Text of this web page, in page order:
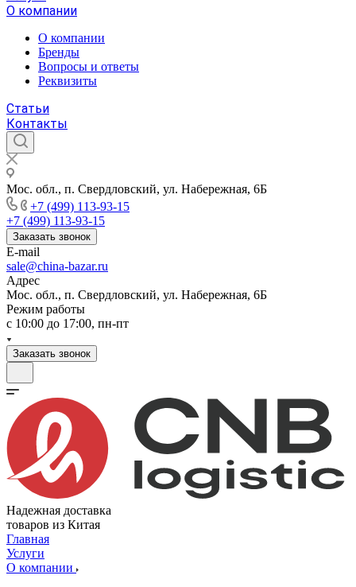
О компании
О компании
Бренды
Вопросы и ответы
Реквизиты
Статьи
Контакты
Мос. обл., п. Свердловский, ул. Набережная, 6Б
+7 (499) 113-93-15
+7 (499) 113-93-15
Заказать звонок
E-mail
sale@china-bazar.ru
Адрес
Мос. обл., п. Свердловский, ул. Набережная, 6Б
Режим работы
c 10:00 до 17:00, пн-пт
Заказать звонок
Надежная доставка
товаров из Китая
Главная
Услуги
О компании